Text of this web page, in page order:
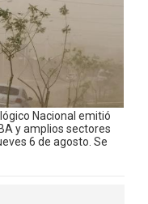
Nacional emitió
y amplios sectores
6 de agosto. Se